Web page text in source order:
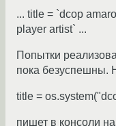
... title = `dcop
player artist` ...
Попытки
пока безуспешны.
title =
пишет в консоли